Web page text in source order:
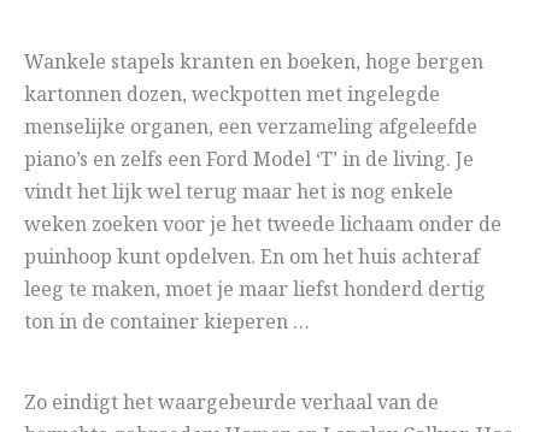
Wankele stapels kranten en boeken, hoge bergen
kartonnen dozen, weckpotten met ingelegde
menselijke organen, een verzameling afgeleefde
piano’s en zelfs een Ford Model ‘T’ in de living. Je
vindt het lijk wel terug maar het is nog enkele
weken zoeken voor je het tweede lichaam onder de
puinhoop kunt opdelven. En om het huis achteraf
leeg te maken, moet je maar liefst honderd dertig
ton in de container kieperen …
Zo eindigt het waargebeurde verhaal van de